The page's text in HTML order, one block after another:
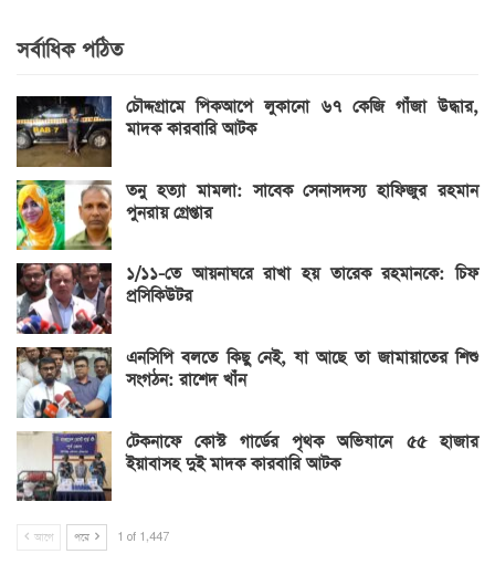
সর্বাধিক পঠিত
চৌদ্দগ্রামে পিকআপে লুকানো ৬৭ কেজি গাঁজা উদ্ধার,
মাদক কারবারি আটক
তনু হত্যা মামলা: সাবেক সেনাসদস্য হাফিজুর রহমান
পুনরায় গ্রেপ্তার
১/১১-তে আয়নাঘরে রাখা হয় তারেক রহমানকে: চিফ
প্রসিকিউটর
এনসিপি বলতে কিছু নেই, যা আছে তা জামায়াতের শিশু
সংগঠন: রাশেদ খাঁন
টেকনাফে কোস্ট গার্ডের পৃথক অভিযানে ৫৫ হাজার
ইয়াবাসহ দুই মাদক কারবারি আটক
আগে পরে 1 of 1,447